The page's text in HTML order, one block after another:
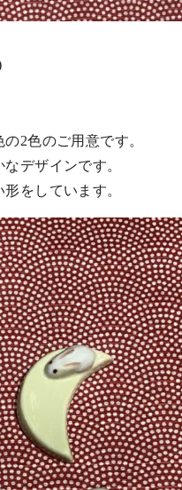
2色のご用意です。
デザインです。
をしています。